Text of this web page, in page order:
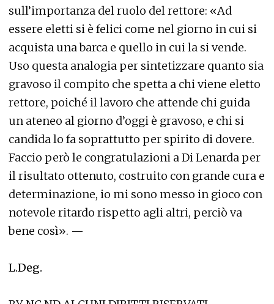
sull’importanza del ruolo del rettore: «Ad
essere eletti si è felici come nel giorno in cui si
acquista una barca e quello in cui la si vende.
Uso questa analogia per sintetizzare quanto sia
gravoso il compito che spetta a chi viene eletto
rettore, poiché il lavoro che attende chi guida
un ateneo al giorno d’oggi è gravoso, e chi si
candida lo fa soprattutto per spirito di dovere.
Faccio però le congratulazioni a Di Lenarda per
il risultato ottenuto, costruito con grande cura e
determinazione, io mi sono messo in gioco con
notevole ritardo rispetto agli altri, perciò va
bene così». —
L.Deg.